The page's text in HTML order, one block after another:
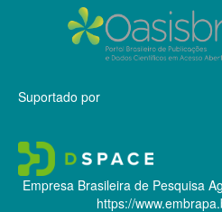
Suportado por
Empresa Brasileira de Pesquisa
https://